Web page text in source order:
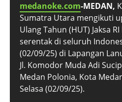
medanoke.com-MEDAN,
Sumatra Utara mengikuti
Ulang Tahun (HUT) Jaksa
serentak di seluruh
(02/09/25) di Lapangan
Jl. Komodor Muda Adi
Medan Polonia, Kota
Selasa (02/09/25).